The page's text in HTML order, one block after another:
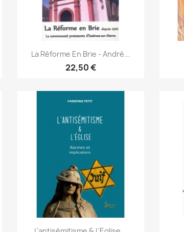
Aperçu rapide
La Réforme En Brie - André...
22,50 €
Aperçu rapide